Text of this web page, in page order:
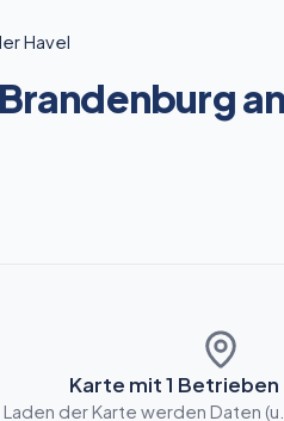
Havel
Karte mit1 Betrieben
Laden der Karte werden Daten